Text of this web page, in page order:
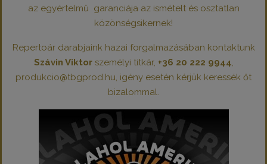
az egyértelmű garanciája az ismételt és osztatlan
közönségsikernek!
Repertoár darabjaink hazai forgalmazásában kontaktunk
Szávin Viktor személyi titkár, +36 20 222 9944,
produkcio@tbgprod.hu, igény esetén kérjük keressék őt
bizalommal.